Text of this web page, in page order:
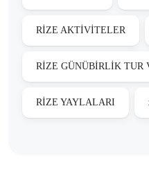
RİZE AKTİVİTELER
RİZE GÜNÜBİRLİK TUR
RİZE YAYLALARI